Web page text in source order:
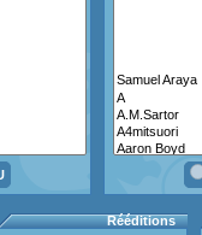
Rééditions